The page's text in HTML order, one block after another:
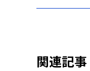
関連記事